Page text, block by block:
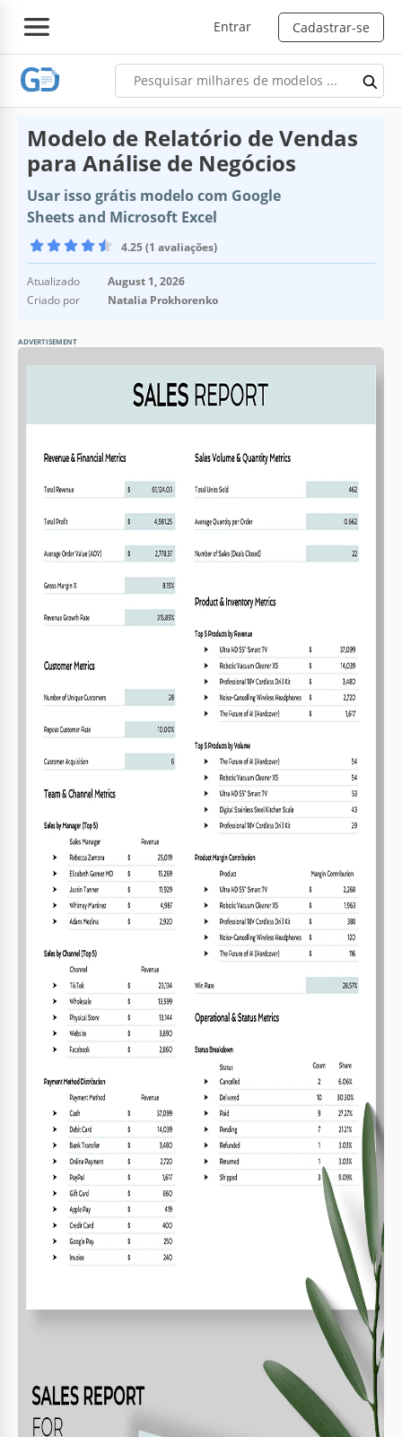
Entrar Cadastrar-se
Modelo de Relatório de Vendas
para Análise de Negócios
Usar isso grátis modelo com Google
Sheets and Microsoft Excel
4.25 (1 avaliações)
Atualizado
August 1, 2026
Criado por
Natalia Prokhorenko
ADVERTISEMENT